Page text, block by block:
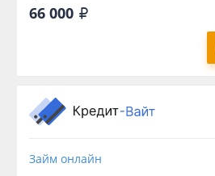
66 000
Займ онлайн